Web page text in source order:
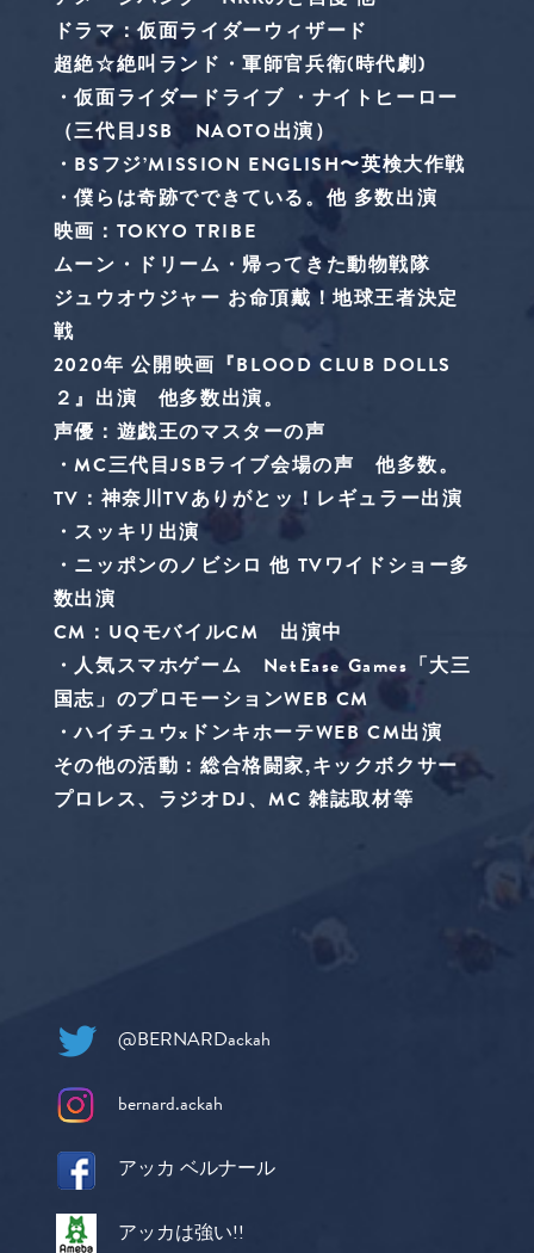
ドラマ：仮面ライダーウィザード
超絶☆絶叫ランド・軍師官兵衛(時代劇)
・仮面ライダードライブ ・ナイトヒーロー
（三代目JSB NAOTO出演）
・BSフジ’MISSION ENGLISH〜英検大作戦
・僕らは奇跡でできている。他 多数出演
映画：TOKYO TRIBE
ムーン・ドリーム・帰ってきた動物戦隊
ジュウオウジャー お命頂戴！地球王者決定
戦
2020年 公開映画『BLOOD CLUB DOLLS
２』出演 他多数出演。
声優：遊戯王のマスターの声
・MC三代目JSBライブ会場の声 他多数。
TV：神奈川TVありがとッ！レギュラー出演
・スッキリ出演
・ニッポンのノビシロ 他 TVワイドショー多
数出演
CM：UQモバイルCM 出演中
・人気スマホゲーム NetEase Games「大三
国志」のプロモーションWEB CM
・ハイチュウxドンキホーテWEB CM出演
その他の活動：総合格闘家,キックボクサー
プロレス、ラジオDJ、MC 雑誌取材等
@BERNARDackah
bernard.ackah
アッカ ベルナール
アッカは強い!!